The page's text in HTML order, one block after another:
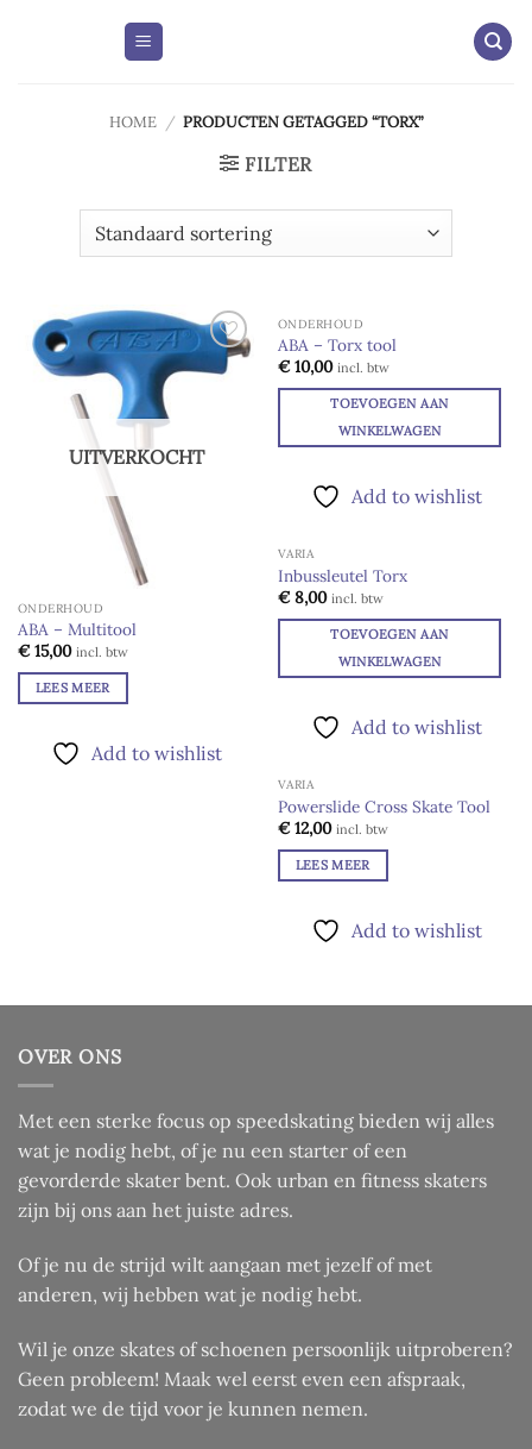
HOME / PRODUCTEN GETAGGED “TORX”
FILTER
Add to
wishlist
UITVERKOCHT
ONDERHOUD
ABA – Multitool
€15,00 incl. btw
LEES MEER
Add to wishlist
ONDERHOUD
ABA – Torx tool
€10,00 incl. btw
TOEVOEGEN AAN
WINKELWAGEN
Add to wishlist
VARIA
Inbussleutel Torx
€8,00 incl. btw
TOEVOEGEN AAN
WINKELWAGEN
Add to wishlist
UITVERKOCHT
VARIA
Powerslide Cross Skate Tool
€12,00 incl. btw
LEES MEER
Add to wishlist
OVER ONS
Met een sterke focus op speedskating bieden wij alles
wat je nodig hebt, of je nu een starter of een
gevorderde skater bent. Ook urban en fitness skaters
zijn bij ons aan het juiste adres.
Of je nu de strijd wilt aangaan met jezelf of met
anderen, wij hebben wat je nodig hebt.
Wil je onze skates of schoenen persoonlijk uitproberen?
Geen probleem! Maak wel eerst even een afspraak,
zodat we de tijd voor je kunnen nemen.